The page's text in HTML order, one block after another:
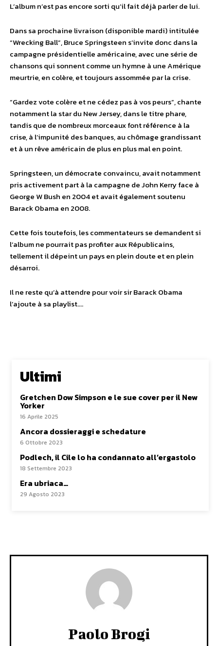
L’album n’est pas encore sorti qu’il fait déjà parler de lui.
Dans sa prochaine livraison (disponible mardi) intitulée
“Wrecking Ball”, Bruce Springsteen s’invite donc dans la
campagne présidentielle américaine, avec une série de
chansons qui sonnent comme un hymne à une Amérique
meurtrie, en colère, et toujours assommée par la crise.
“Gardez vote colère et ne cédez pas à vos peurs”, chante
notamment la star du New Jersey, dans le titre phare,
tandis que de nombreux morceaux font référence à la
crise, à l’impunité des banques, au chômage grandissant
et à un rêve américain de plus en plus mal en point.
Springsteen, un démocrate convaincu, avait notamment
pris activement part à la campagne de John Kerry face à
George W Bush en 2004 et avait également soutenu
Barack Obama en 2008.
Cette fois toutefois, les commentateurs se demandent si
l’album ne pourrait pas profiter aux Républicains,
tellement il dépeint un pays en plein doute et en plein
désarroi.
Il ne reste qu’à attendre pour voir sir Barack Obama
l’ajoute à sa playlist….
Ultimi
Gretchen Dow Simpson e le sue cover per il New
Yorker
16 Aprile 2025
Ancora dossieraggi e schedature
6 Ottobre 2023
Podlech, il Cile lo ha condannato all’ergastolo
18 Settembre 2023
Era ubriaca…
29 Agosto 2023
Paolo Brogi